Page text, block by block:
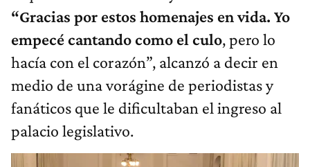
“Gracias por estos homenajes en vida. Yo
empecé cantando como el culo, pero lo
hacía con el corazón”, alcanzó a decir en
medio de una vorágine de periodistas y
fanáticos que le dificultaban el ingreso al
palacio legislativo.